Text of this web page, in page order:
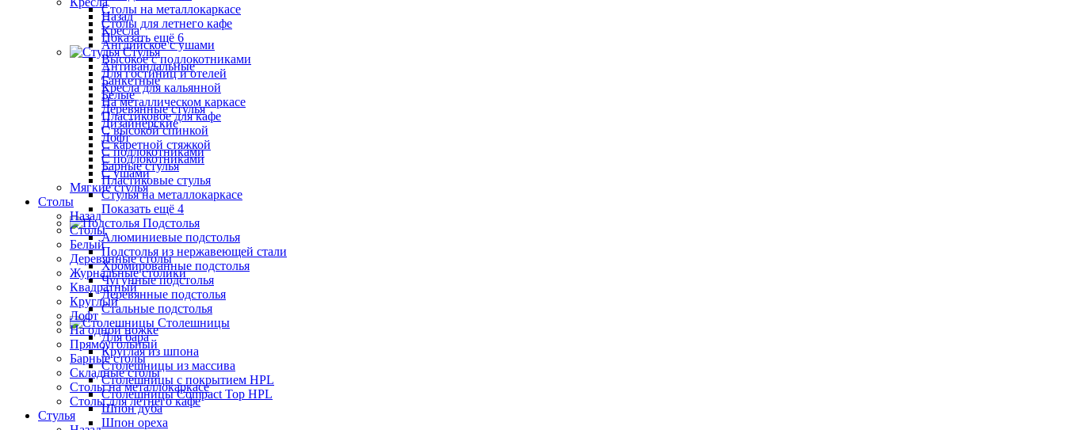
Столы на металлокаркасе
Столы для летнего кафе
Показать ещё 6
Стулья
Антивандальные
Банкетные
Белые
Деревянные стулья
Дизайнерские
Лофт
С подлокотниками
Барные стулья
Пластиковые стулья
Стулья на металлокаркасе
Показать ещё 4
Подстолья
Алюминиевые подстолья
Подстолья из нержавеющей стали
Хромированные подстолья
Чугунные подстолья
Деревянные подстолья
Стальные подстолья
Столешницы
Для бара
Круглая из шпона
Столешницы из массива
Столешницы с покрытием HPL
Столешницы Сompact Top HPL
Шпон дуба
Шпон ореха
Назад
Кресла
Английское с ушами
Высокое с подлокотниками
Для гостиниц и отелей
Кресла для кальянной
На металлическом каркасе
Пластиковое для кафе
С высокой спинкой
С каретной стяжкой
С подлокотниками
С ушами
Мягкие стулья
Столы
Назад
Столы
Белый
Деревянные столы
Журнальные столики
Квадратный
Круглый
Лофт
На одной ножке
Прямоугольный
Барные столы
Складные столы
Столы на металлокаркасе
Столы для летнего кафе
Стулья